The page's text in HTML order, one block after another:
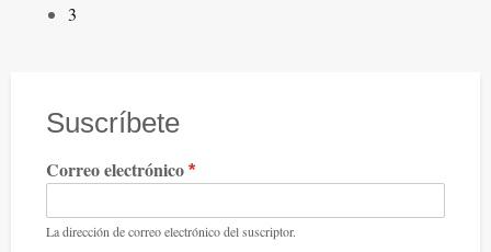
que
mata
sentido
de
Artículos
3
Suscríbete
Correo electrónico
La dirección de correo electrónico del suscriptor.